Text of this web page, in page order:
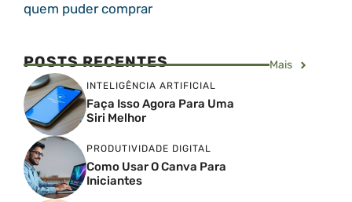
quem puder comprar
POSTS RECENTES Mais
INTELIGÊNCIA ARTIFICIAL
Faça Isso Agora Para Uma
Siri Melhor
PRODUTIVIDADE DIGITAL
Como Usar O Canva Para
Iniciantes